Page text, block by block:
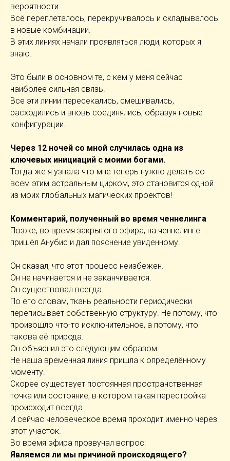
вероятности.
Всё переплеталось, перекручивалось и складывалось
в новые комбинации.
В этих линиях начали проявляться люди, которых я
знаю.
Это были в основном те, с кем у меня сейчас
наиболее сильная связь.
Все эти линии пересекались, смешивались,
расходились и вновь соединялись, образуя новые
конфигурации.
Через 12 ночей со мной случилась одна из
ключевых инициаций с моими богами.
Тогда же я узнала что мне теперь нужно делать со
всем этим астральным цирком, это становится одной
из моих глобальных магических проектов!
Комментарий, полученный во время ченнелинга
Позже, во время закрытого эфира, на ченнелинге
пришёл Анубис и дал пояснение увиденному.
Он сказал, что этот процесс неизбежен.
Он не начинается и не заканчивается.
Он существовал всегда.
По его словам, ткань реальности периодически
переписывает собственную структуру. Не потому, что
произошло что-то исключительное, а потому, что
такова её природа.
Он объяснил это следующим образом.
Не наша временная линия пришла к определённому
моменту.
Скорее существует постоянная пространственная
точка или состояние, в котором такая перестройка
происходит всегда.
И сейчас человеческое время проходит именно через
этот участок.
Во время эфира прозвучал вопрос:
Являемся ли мы причиной происходящего?